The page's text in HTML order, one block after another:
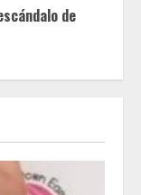
de